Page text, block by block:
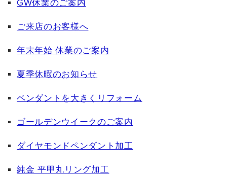
GW休業のご案内
ご来店のお客様へ
年末年始 休業のご案内
夏季休暇のお知らせ
ペンダントを大きくリフォーム
ゴールデンウイークのご案内
ダイヤモンドペンダント加工
純金 平甲丸リング加工